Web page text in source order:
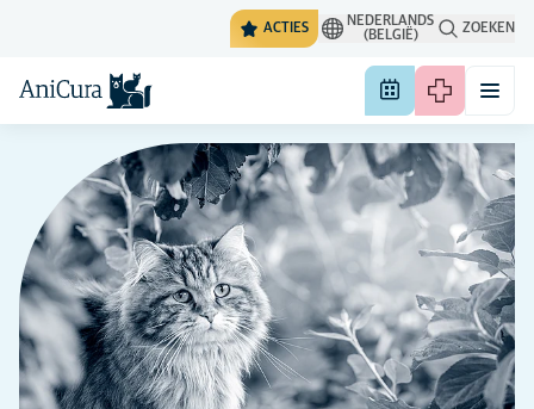
ACTIES
NEDERLANDS
(BELGIË)
ZOEKEN